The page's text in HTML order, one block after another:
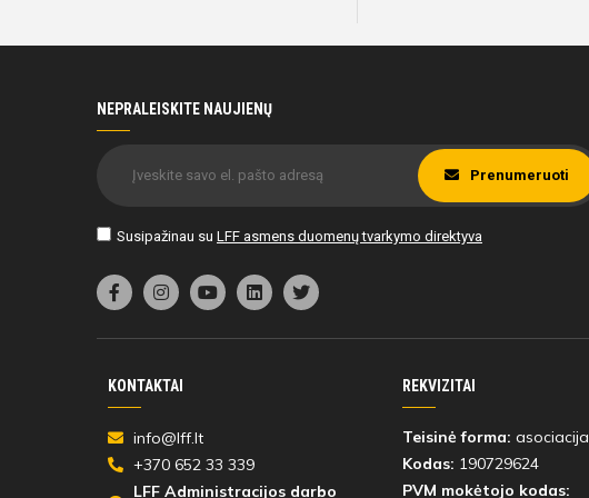
NEPRALEISKITE NAUJIENŲ
Susipažinau su LFF asmens duomenų tvarkymo direktyva
Prenumeruoti
KONTAKTAI
info@lff.lt
+370 652 33 339
LFF Administracijos darbo
REKVIZITAI
Teisinė forma: asociacija
Kodas: 190729624
PVM mokėtojo kodas: